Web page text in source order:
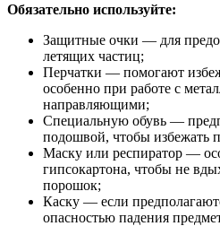
Обязательно используйте:
Защитные очки — для
летящих частиц;
Перчатки — помогают
особенно при работе с
направляющими;
Специальную обувь —
подошвой, чтобы избежать
Маску или респиратор —
гипсокартона, чтобы не
порошок;
Каску — если
опасностью падения